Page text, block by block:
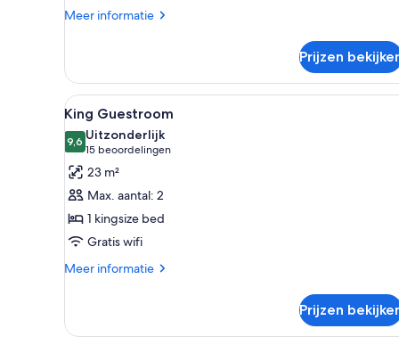
Meer informatie
Meer
Corner
Room
with
View
Prijzen
Alle
foto's
voor
King
Guestroom
laden
Een hotelkamer met een bed,
4
King Guestroom
9,69,6 van 10
Uitzonderlijk
15 beoordelingen
(15
beoordelingen)
23 m²
Max. aantal: 2
1 kingsize bed
Gratis wifi
Meer informatie
Meer
Guestroom
Prijzen